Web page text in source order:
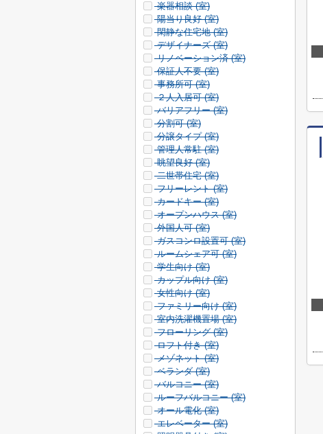
楽器相談 (室)
陽当り良好 (室)
閑静な住宅地 (室)
デザイナーズ (室)
リノベーション済 (室)
保証人不要 (室)
事務所可 (室)
２人入居可 (室)
バリアフリー (室)
分割可 (室)
分譲タイプ (室)
管理人常駐 (室)
眺望良好 (室)
二世帯住宅 (室)
フリーレント (室)
カードキー (室)
オープンハウス (室)
外国人可 (室)
ガスコンロ設置可 (室)
ルームシェア可 (室)
学生向け (室)
カップル向け (室)
女性向け (室)
ファミリー向け (室)
室内洗濯機置場 (室)
フローリング (室)
ロフト付き (室)
メゾネット (室)
ベランダ (室)
バルコニー (室)
ルーフバルコニー (室)
オール電化 (室)
エレベーター (室)